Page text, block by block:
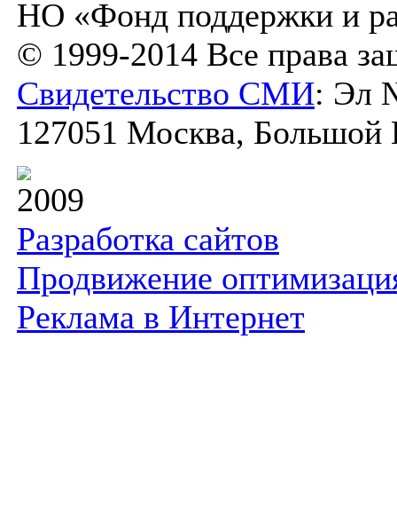
НО «Фонд поддержки и
© 1999-2014 Все права
Свидетельство СМИ: Эл
127051 Москва, Большой
2009
Разработка сайтов
Продвижение
Реклама в Интернет